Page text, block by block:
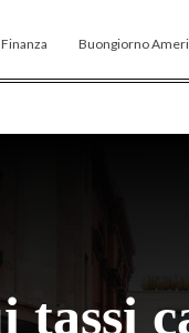
Buongiorno
tassi